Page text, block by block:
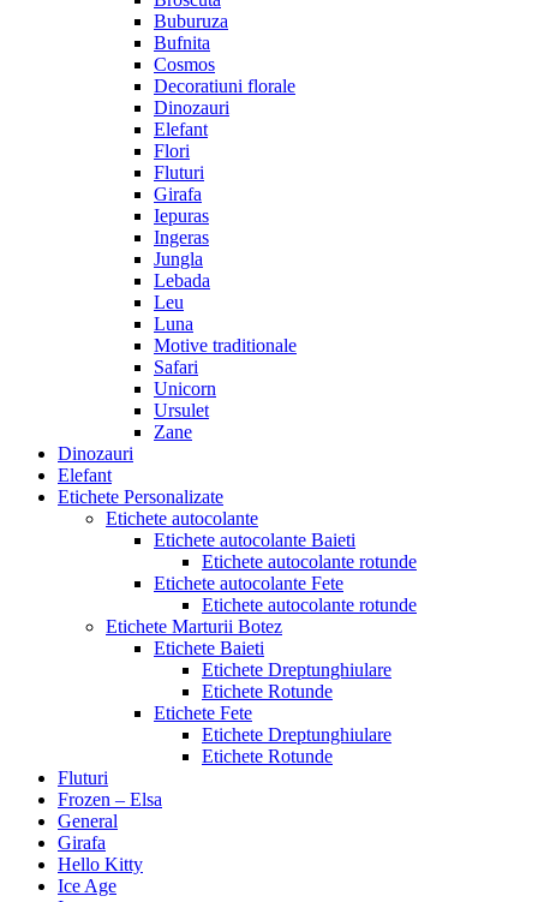
Buburuza
Bufnita
Cosmos
Decoratiuni florale
Dinozauri
Elefant
Flori
Fluturi
Girafa
Iepuras
Ingeras
Jungla
Lebada
Leu
Luna
Motive traditionale
Safari
Unicorn
Ursulet
Zane
Dinozauri
Elefant
Etichete Personalizate
Etichete autocolante
Etichete autocolante Baieti
Etichete autocolante rotunde
Etichete autocolante Fete
Etichete autocolante rotunde
Etichete Marturii Botez
Etichete Baieti
Etichete Dreptunghiulare
Etichete Rotunde
Etichete Fete
Etichete Dreptunghiulare
Etichete Rotunde
Fluturi
Frozen – Elsa
General
Girafa
Hello Kitty
Ice Age